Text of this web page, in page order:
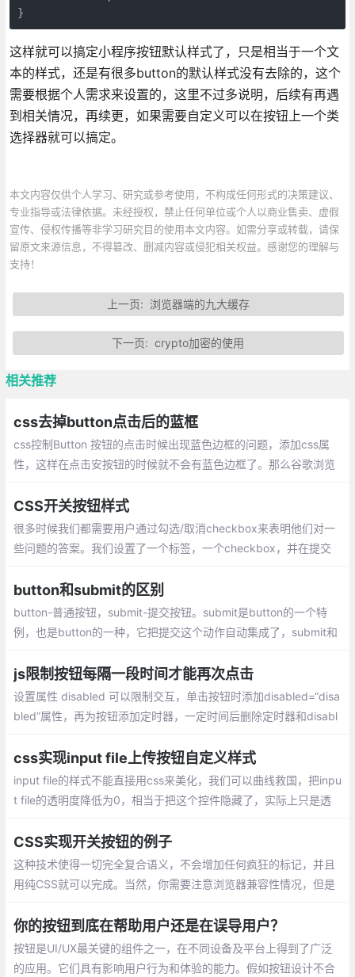
}
这样就可以搞定小程序按钮默认样式了，只是相当于一个文
本的样式，还是有很多button的默认样式没有去除的，这个
需要根据个人需求来设置的，这里不过多说明，后续有再遇
到相关情况，再续更，如果需要自定义可以在按钮上一个类
选择器就可以搞定。
本文内容仅供个人学习、研究或参考使用，不构成任何形式的决策建议、
专业指导或法律依据。未经授权，禁止任何单位或个人以商业售卖、虚假
宣传、侵权传播等非学习研究目的使用本文内容。如需分享或转载，请保
留原文来源信息，不得篡改、删减内容或侵犯相关权益。感谢您的理解与
支持！
上一页: 浏览器端的九大缓存
下一页:crypto加密的使用
相关推荐
css去掉button点击后的蓝框
css控制Button 按钮的点击时候出现蓝色边框的问题，添加css属
性，这样在点击安按钮的时候就不会有蓝色边框了。那么谷歌浏览
CSS开关按钮样式
很多时候我们都需要用户通过勾选/取消checkbox来表明他们对一
些问题的答案。我们设置了一个标签，一个checkbox，并在提交
heckbox。
button和submit的区别
button-普通按钮，submit-提交按钮。submit是button的一个特
例，也是button的一种，它把提交这个动作自动集成了，submit和
e属性和处发响应的事件上。
js限制按钮每隔一段时间才能再次点击
设置属性 disabled 可以限制交互，单击按钮时添加disabled=“disa
bled”属性，再为按钮添加定时器，一定时间后删除定时器和disabl
css实现input file上传按钮自定义样式
input file的样式不能直接用css来美化，我们可以曲线救国，把inpu
t file的透明度降低为0，相当于把这个控件隐藏了，实际上只是透
CSS实现开关按钮的例子
这种技术使得一切完全复合语义，不会增加任何疯狂的标记，并且
用纯CSS就可以完成。当然，你需要注意浏览器兼容性情况，但是
不会产生什么不足之处。
你的按钮到底在帮助用户还是在误导用户？
按钮是UI/UX最关键的组件之一，在不同设备及平台上得到了广泛
的应用。它们具有影响用户行为和体验的能力。假如按钮设计不合